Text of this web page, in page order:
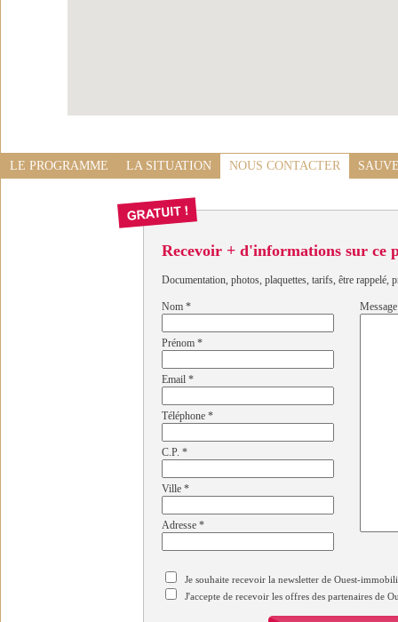
LE PROGRAMME LA SITUATION NOUS CONTACTER
Recevoir + d'informations sur ce
Documentation, photos, plaquettes, tarifs, être rappelé,
Nom *
Prénom *
Email *
Téléphone *
C.P. *
Ville *
Adresse *
Message
Je souhaite recevoir la newsletter de Ouest-
J'accepte de recevoir les offres des partenaires de